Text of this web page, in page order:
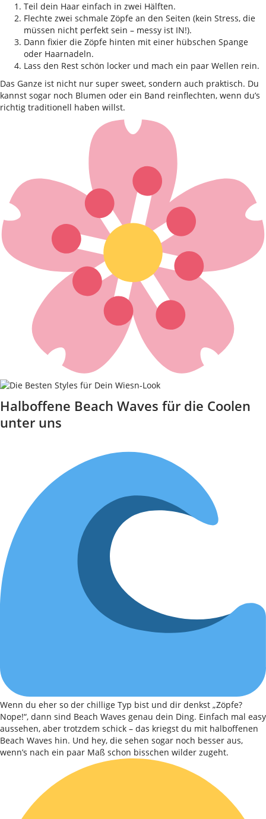
Teil dein Haar einfach in zwei Hälften.
Flechte zwei schmale Zöpfe an den Seiten (kein Stress, die
müssen nicht perfekt sein – messy ist IN!).
Dann fixier die Zöpfe hinten mit einer hübschen Spange
oder Haarnadeln.
Lass den Rest schön locker und mach ein paar Wellen rein.
Das Ganze ist nicht nur super sweet, sondern auch praktisch. Du
kannst sogar noch Blumen oder ein Band reinflechten, wenn du’s
richtig traditionell haben willst.
Halboffene Beach Waves für die Coolen
unter uns
Wenn du eher so der chillige Typ bist und dir denkst „Zöpfe?
Nope!“, dann sind Beach Waves genau dein Ding. Einfach mal easy
aussehen, aber trotzdem schick – das kriegst du mit halboffenen
Beach Waves hin. Und hey, die sehen sogar noch besser aus,
wenn’s nach ein paar Maß schon bisschen wilder zugeht.